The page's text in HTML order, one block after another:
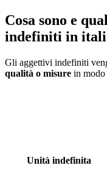
Cosa sono e
indefiniti in
Gli aggettivi indefiniti
qualità o misure in
Unità indefinita